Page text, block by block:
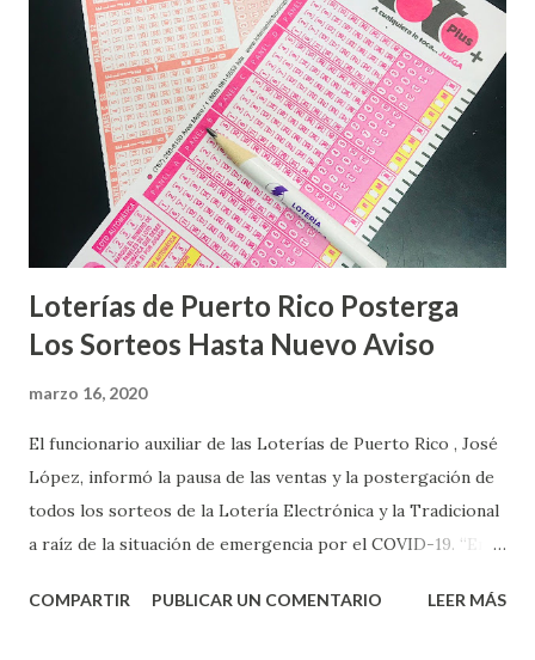
Loterías de Puerto Rico Posterga
Los Sorteos Hasta Nuevo Aviso
marzo 16, 2020
El funcionario auxiliar de las Loterías de Puerto Rico , José
López, informó la pausa de las ventas y la postergación de
todos los sorteos de la Lotería Electrónica y la Tradicional
a raíz de la situación de emergencia por el COVID-19. “En
proteger la salud de nuestros empleados, vendedores y
COMPARTIR PUBLICAR UN COMENTARIO LEER MÁS